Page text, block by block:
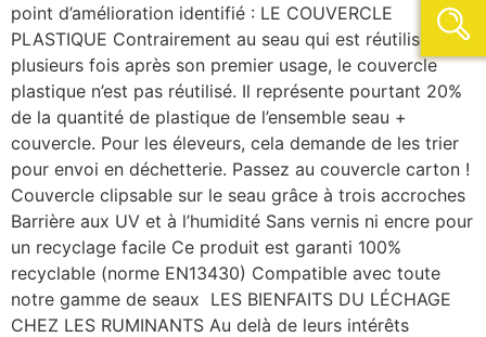
point d’amélioration identifié : LE COUVERCLE
PLASTIQUE Contrairement au seau qui est réutilisé
plusieurs fois après son premier usage, le couvercle
plastique n’est pas réutilisé. Il représente pourtant 20%
de la quantité de plastique de l’ensemble seau +
couvercle. Pour les éleveurs, cela demande de les trier
pour envoi en déchetterie. Passez au couvercle carton !
Couvercle clipsable sur le seau grâce à trois accroches
Barrière aux UV et à l’humidité Sans vernis ni encre pour
un recyclage facile Ce produit est garanti 100%
recyclable (norme EN13430) Compatible avec toute
notre gamme de seaux LES BIENFAITS DU LÉCHAGE
CHEZ LES RUMINANTS Au delà de leurs intérêts